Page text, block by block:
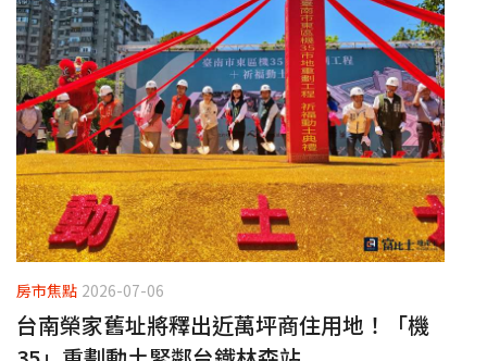
房市焦點 2026-07-06
台南榮家舊址將釋出近萬坪商住用地！「機